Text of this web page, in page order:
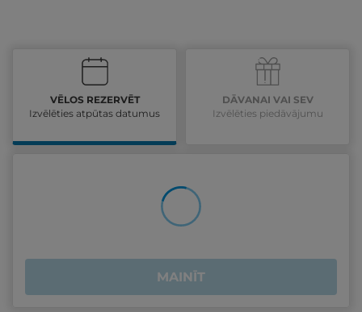
VĒLOS REZERVĒT
Izvēlēties atpūtas datumus
DĀVANAI VAI SEV
Izvēlēties piedāvājumu
MAINĪT